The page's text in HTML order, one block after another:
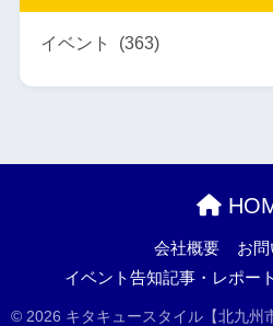
会社概要
お
イベント告知記事・レポー
© 2026 キタキュースタイル【北九州